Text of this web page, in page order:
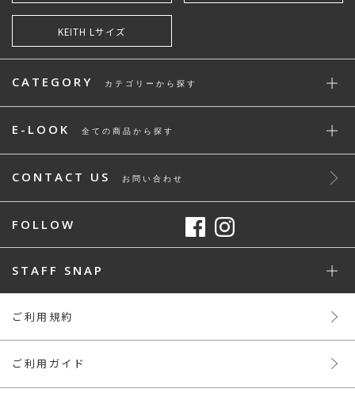
KEITH Lサイズ
CATEGORY カテゴリーから探す
E-LOOK 全ての商品から探す
CONTACT US お問い合わせ
FOLLOW
STAFF SNAP
ご利用規約
ご利用ガイド